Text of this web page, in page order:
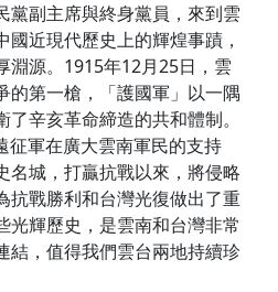
黨副主席與終身黨員，來到雲
近現代歷史上的輝煌事蹟，
淵源。1915年12月25日，雲
的第一槍，「護國軍」以一隅
辛亥革命締造的共和體制。
征軍在廣大雲南軍民的支持
名城，打贏抗戰以來，將侵略
抗戰勝利和台灣光復做出了重
光輝歷史，是雲南和台灣非常
結，值得我們雲台兩地持續珍